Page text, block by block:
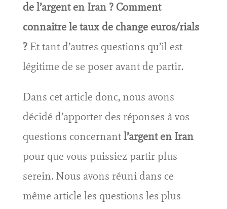
de l’argent en Iran ? Comment
connaitre le taux de change euros/rials
?Et tant d’autres questions qu’il est
légitime de se poser avant de partir.
Dans cet article donc, nous avons
décidé d’apporter des réponses à vos
questions concernantl’argent en Iran
pour que vous puissiez partir plus
serein. Nous avons réuni dans ce
même article les questions les plus